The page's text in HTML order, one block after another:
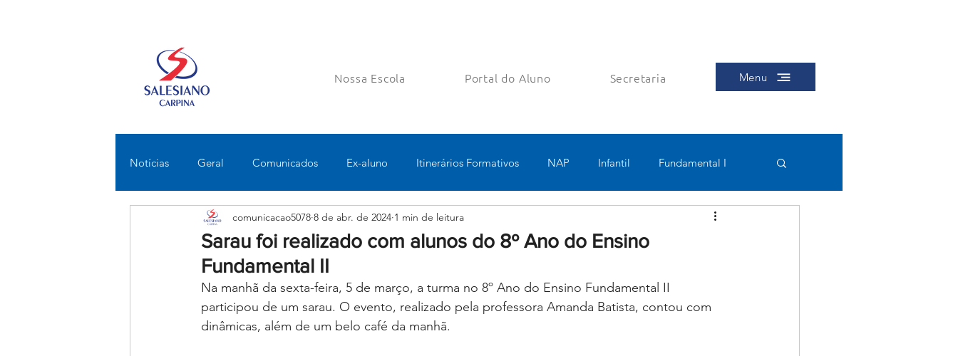
Nossa Escola Portal do Aluno Secretaria Menu
Notícias Geral Comunicados Ex-aluno Itinerários Formativos NAP Infantil Fundamental I
Fundamental II Ensino Médio Pastoral Esportes
Educomunicação Bilíngue
Sarau foi realizado com alunos do 8º Ano do Ensino
Fundamental II
comunicacao5078 8 de abr. de 2024 1 min de leitura
Na manhã da sexta-feira, 5 de março, a turma no 8º Ano do Ensino Fundamental II
participou de um sarau. O evento, realizado pela professora Amanda Batista, contou com
dinâmicas, além de um belo café da manhã.